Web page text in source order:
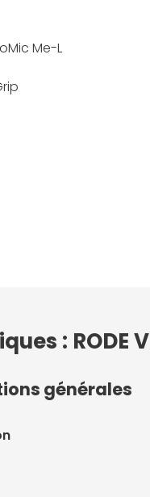
Me-L
: RODE
générales